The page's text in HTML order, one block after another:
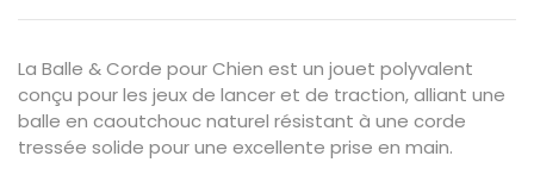
La Balle & Corde pour Chien est un jouet polyvalent
conçu pour les jeux de lancer et de traction, alliant une
balle en caoutchouc naturel résistant à une corde
tressée solide pour une excellente prise en main.